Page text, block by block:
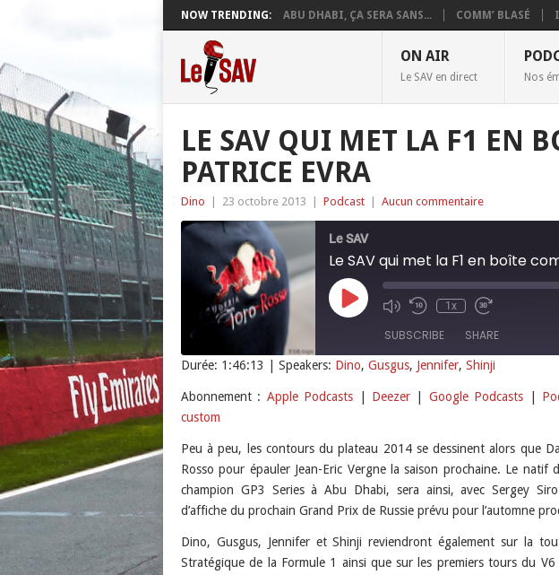
NOW TRENDING: ABU DHABI, ÇA SERA SANS... COMM’ BLASÉ
ON AIR
Le SAV en direct Nos
LE SAV QUI MET LA F1 EN
PATRICE EVRA
Dino 23 octobre 2013 Podcast Aucun commentaire
Le SAV
Le SAV qui met la F1 en boîte
Play
Episode
1x
SUBSCRIBE SHARE
Apple Podcasts Deezer
custom
RSS FEED
SHARE
LINK
EMBED
Durée: 1:46:13 | Speakers: Dino, Gusgus, Jennifer, Shinji
Abonnement : Apple Podcasts Deezer Google Podcasts
custom
Peu à peu, les contours du plateau 2014 se dessinent alors que
Rosso pour épauler Jean-Eric Vergne la saison prochaine. Le
champion GP3 Series à Abu Dhabi, sera ainsi, avec Sergey
d’affiche du prochain Grand Prix de Russie prévu pour l’automne
Dino, Gusgus, Jennifer et Shinji reviendront également sur la
Stratégique de la Formule 1 ainsi que sur les premiers tours du